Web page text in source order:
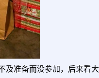
及准备而没参加，后来看大